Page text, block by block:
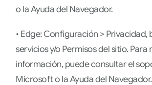
o la Ayuda del Navegador.
• Edge: Configuración > Privacidad,
servicios y/o Permisos del sitio. Para
información, puede consultar el
Microsoft o la Ayuda del Navegador.